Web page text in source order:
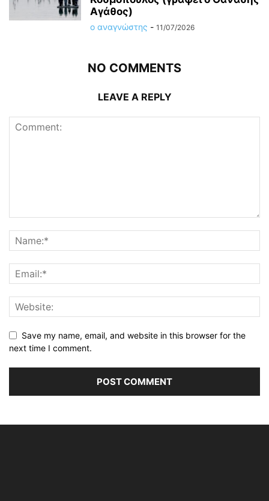
Αγάθος)
ο αναγνώστης - 11/07/2026
NO COMMENTS
LEAVE A REPLY
Save my name, email, and website in this browser for the
next time I comment.